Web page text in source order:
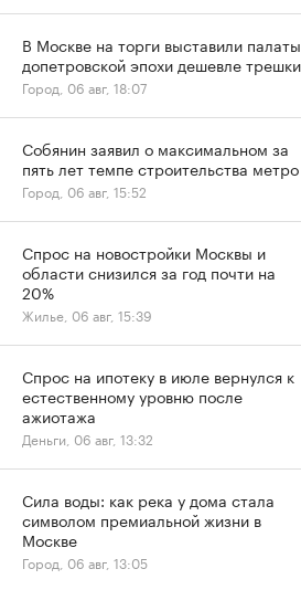
В Москве на торги выставили палаты
допетровской эпохи дешевле трешки
Город, 06 авг, 18:07
Собянин заявил о максимальном за
пять лет темпе строительства метро
Город, 06 авг, 15:52
Спрос на новостройки Москвы и
области снизился за год почти на
20%
Жилье, 06 авг, 15:39
Спрос на ипотеку в июле вернулся к
естественному уровню после
ажиотажа
Деньги, 06 авг, 13:32
Сила воды: как река у дома стала
символом премиальной жизни в
Москве
Город, 06 авг, 13:05